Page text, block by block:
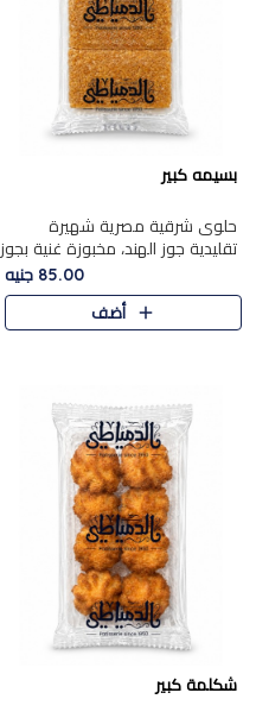
بسيمه كبير
حلوى شرقية مصرية شهيرة
تقليدية جوز الهند، مخبوزة غنية بجوز
الهند، بلمسه ذهبية وتتميز بقوامها
المرمل وطعمها اللذيذ الذي يشبه
البسبوسة. تُخبز..
85.00 جنيه
أضف
شكلمة كبير